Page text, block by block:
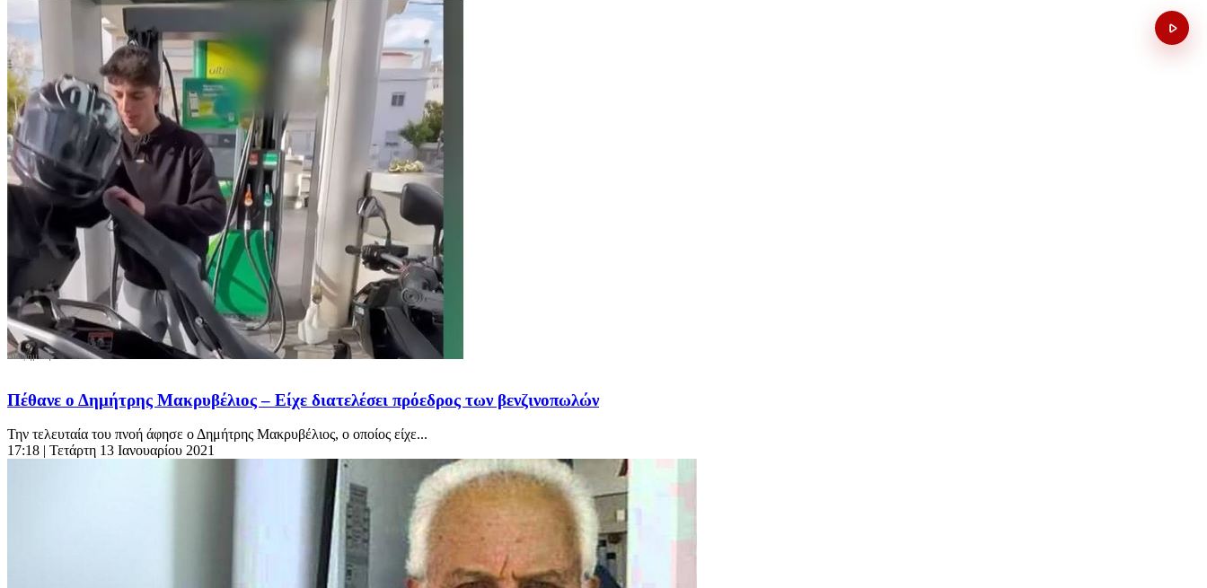
Πέθανε ο Δημήτρης Μακρυβέλιος – Είχε διατελέσει πρόεδρος των βενζινοπωλών
Την τελευταία του πνοή άφησε ο Δημήτρης Μακρυβέλιος, ο οποίος είχε...
17:18 | Τετάρτη 13 Ιανουαρίου 2021